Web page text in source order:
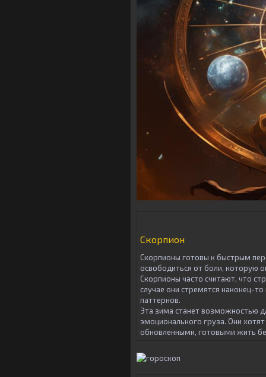
Скорпион
Скорпионы готовы к быстрым
освободиться от боли, которую
Скорпионы часто считают, что
случае они стремятся наконец-
паттернов.
Эта зима станет возможностью
эмоционального груза. Они
обновленными, готовыми жить